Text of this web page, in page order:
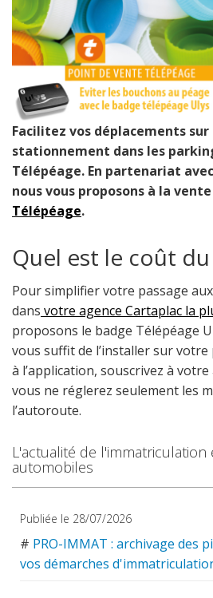
Facilitez vos déplacements
stationnement dans les
Télépéage. En partenariat
nous vous proposons à la
Télépéage.
Quel est le coût
Pour simplifier votre passage
dans votre agence Cartaplac la
proposons le badge Télépéage
vous suffit de l’installer sur
à l’application, souscrivez à
vous ne réglerez seulement les
l’autoroute.
L'actualité de
automobiles
Publiée le 28/07/2026
# PRO-IMMAT : archivage des
vos démarches